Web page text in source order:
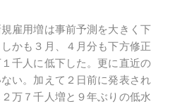
雇用増は事前予測を大きく下
かも３月、４月分も下方修正
千人に低下した。更に直近の
い。加えて２日前に発表され
万７千人増と９年ぶりの低水